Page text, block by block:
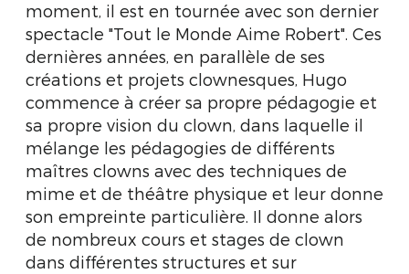
moment, il est en tournée avec son dernier
spectacle "Tout le Monde Aime Robert". Ces
dernières années, en parallèle de ses
créations et projets clownesques, Hugo
commence à créer sa propre pédagogie et
sa propre vision du clown, dans laquelle il
mélange les pédagogies de différents
maîtres clowns avec des techniques de
mime et de théâtre physique et leur donne
son empreinte particulière. Il donne alors
de nombreux cours et stages de clown
dans différentes structures et sur